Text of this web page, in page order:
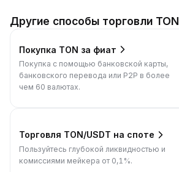
Другие способы торговли TON
Покупка TON за фиат
Покупка с помощью банковской карты,
банковского перевода или P2P в более
чем 60 валютах.
Торговля TON/USDT на споте
Пользуйтесь глубокой ликвидностью и
комиссиями мейкера от 0,1%.